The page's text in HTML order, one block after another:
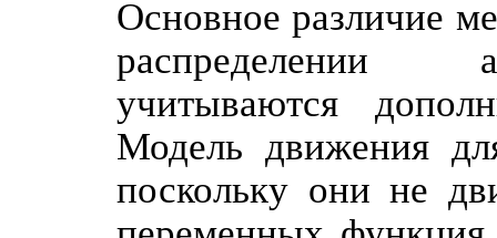
Основное различие
распределении
учитываются
Модель движения
поскольку они не